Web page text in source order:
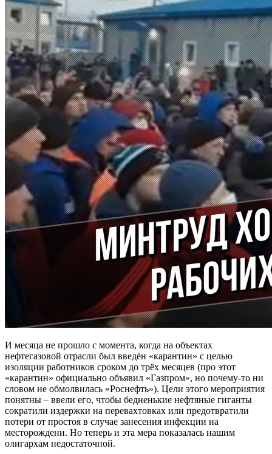
И месяца не прошло с момента, когда на объектах
нефтегазовой отрасли был введён «карантин» с целью
изоляции работников сроком до трёх месяцев (про этот
«карантин» официально объявил «Газпром», но почему-то ни
словом не обмолвилась «Роснефть»). Цели этого мероприятия
понятны – ввели его, чтобы бедненькие нефтяные гиганты
сократили издержки на перевахтовках или предотвратили
потери от простоя в случае занесения инфекции на
месторождени. Но теперь и эта мера показалась нашим
олигархам недостаточной.